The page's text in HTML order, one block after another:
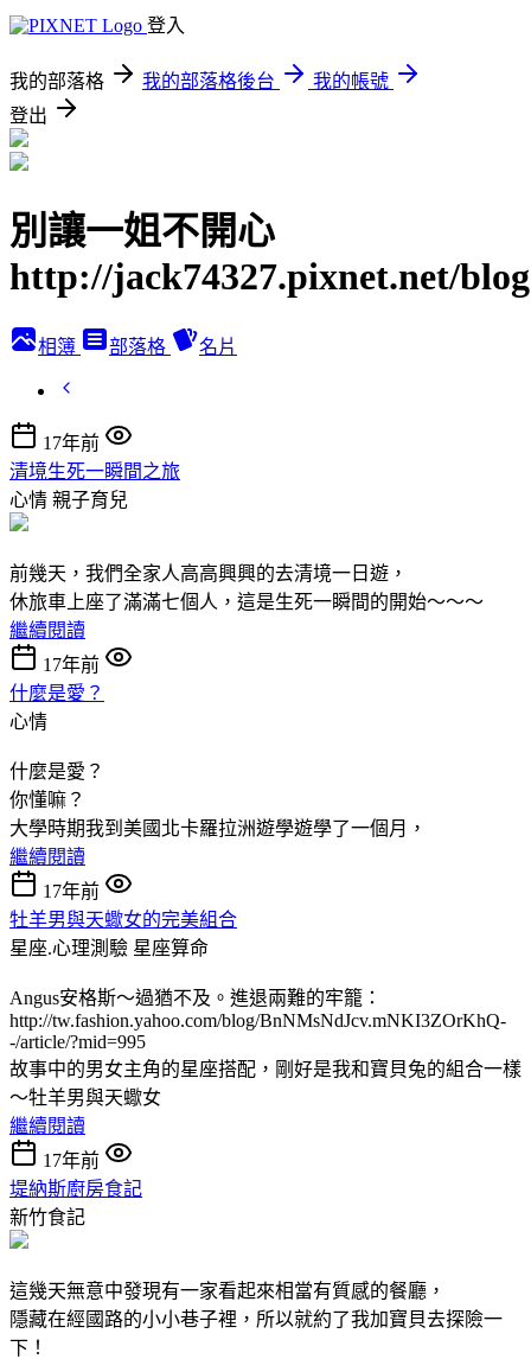
登入
我的部落格 我的部落格後台
我的帳號
登出
別讓一姐不開心
http://jack74327.pixnet.net/blog
相簿 部落格 名片
17年前
清境生死一瞬間之旅
心情 親子育兒
前幾天，我們全家人高高興興的去清境一日遊，
休旅車上座了滿滿七個人，這是生死一瞬間的開始～～～
繼續閱讀
17年前
什麼是愛？
心情
什麼是愛？
你懂嘛？
大學時期我到美國北卡羅拉洲遊學遊學了一個月，
繼續閱讀
17年前
牡羊男與天蠍女的完美組合
星座.心理測驗 星座算命
Angus安格斯～過猶不及。進退兩難的牢籠：
http://tw.fashion.yahoo.com/blog/BnNMsNdJcv.mNKI3ZOrKhQ-
-/article/?mid=995
故事中的男女主角的星座搭配，剛好是我和寶貝兔的組合一樣
～牡羊男與天蠍女
繼續閱讀
17年前
堤納斯廚房食記
新竹食記
這幾天無意中發現有一家看起來相當有質感的餐廳，
隱藏在經國路的小小巷子裡，所以就約了我加寶貝去探險一
下！